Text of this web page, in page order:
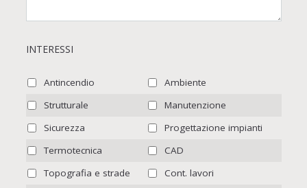
INTERESSI
Antincendio
Ambiente
Strutturale
Manutenzione
Sicurezza
Progettazione impianti
Termotecnica
CAD
Topografia e strade
Cont. lavori